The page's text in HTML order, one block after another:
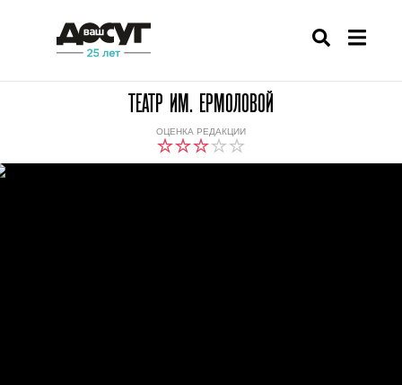
ТЕАТР ИМ. ЕРМОЛОВОЙ
ОЦЕНКА РЕДАКЦИИ